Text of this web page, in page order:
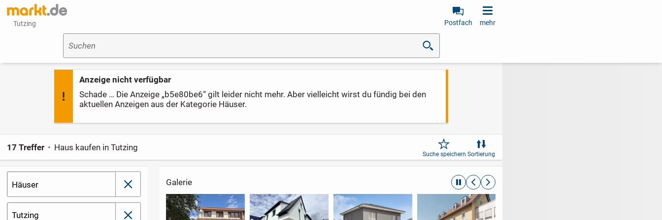
Tutzing Postfach mehr
Anzeige nicht verfügbar
Schade … Die Anzeige „b5e80be6“ gilt leider nicht mehr. Aber vielleicht wirst du fündig bei den
aktuellen Anzeigen aus der Kategorie Häuser.
Suchen
Häuser schließen
Tutzing
17 Treffer Haus kaufen in Tutzing
Suche speichern Sortierung
Galerie automatische Rotation beenden
zurückblättern
weiterblättern